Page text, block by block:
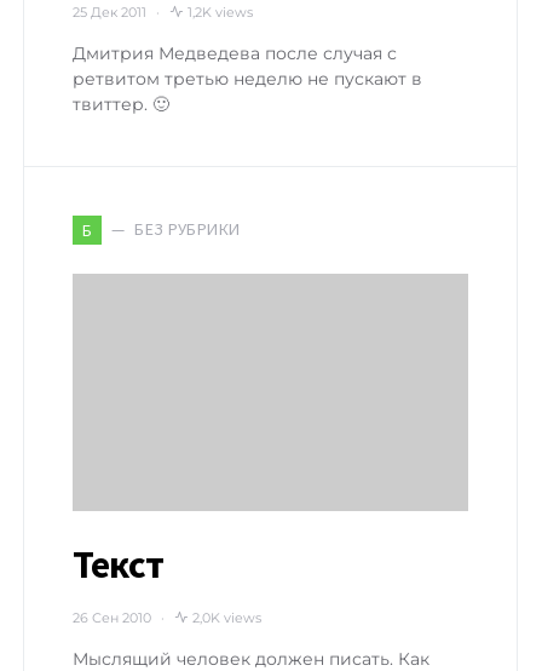
25 Дек 2011 1,2K views
Дмитрия Медведева после случая с
ретвитом третью неделю не пускают в
твиттер. 🙂
Б БЕЗ РУБРИКИ
Текст
26 Сен 2010 2,0K views
Мыслящий человек должен писать. Как